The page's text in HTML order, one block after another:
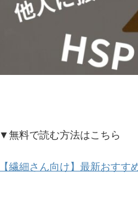
▼無料で読む方法はこちら
【繊細さん向け】最新おすす